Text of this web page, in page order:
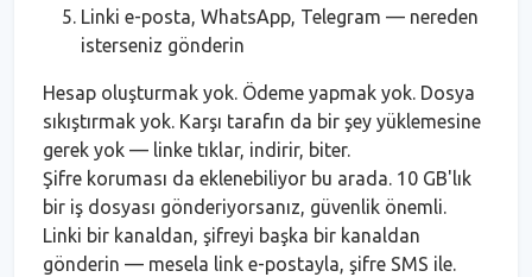
Linki e-posta, WhatsApp, Telegram — nereden
isterseniz gönderin
Hesap oluşturmak yok. Ödeme yapmak yok. Dosya
sıkıştırmak yok. Karşı tarafın da bir şey yüklemesine
gerek yok — linke tıklar, indirir, biter.
Şifre koruması da eklenebiliyor bu arada. 10 GB'lık
bir iş dosyası gönderiyorsanız, güvenlik önemli.
Linki bir kanaldan, şifreyi başka bir kanaldan
gönderin — mesela link e-postayla, şifre SMS ile.